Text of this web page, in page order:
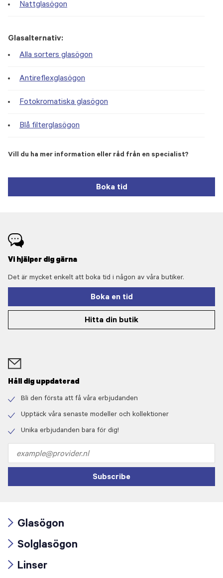
Nattglasögon
Glasalternativ:
Alla sorters glasögon
Antireflexglasögon
Fotokromatiska glasögon
Blå filterglasögon
Vill du ha mer information eller råd från en specialist?
Boka tid
Vi hjälper dig gärna
Det är mycket enkelt att boka tid i någon av våra butiker.
Boka en tid
Hitta din butik
Håll dig uppdaterad
icon
Bli den första att få våra erbjudanden
icon
Upptäck våra senaste modeller och kollektioner
Unika erbjudanden bara för dig!
address
Subscribe
icon
Glasögon
icon
Solglasögon
Linser